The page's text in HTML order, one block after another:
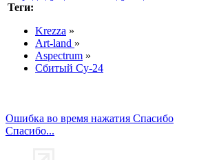
Теги:
Krezza »
Art-land »
Aspectrum »
Сбитый Су-24
Ошибка во время нажатия Спасибо
Спасибо...